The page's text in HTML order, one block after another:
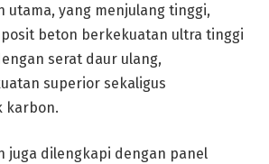
utama, yang menjulang tinggi,
beton berkekuatan ultra tinggi
serat daur ulang,
superior sekaligus
karbon.
juga dilengkapi dengan panel